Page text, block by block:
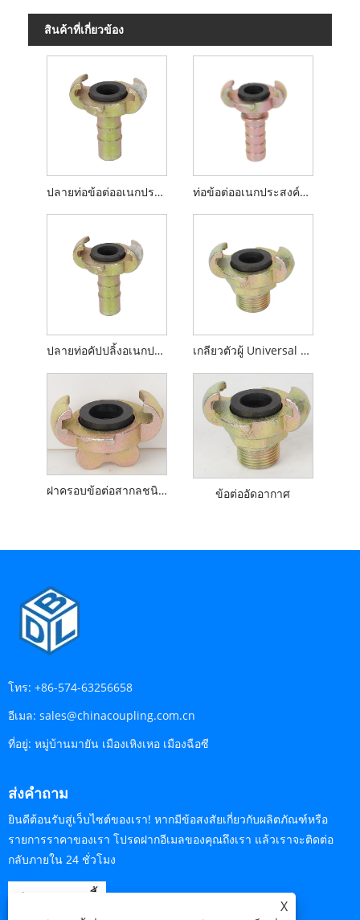
สินค้าที่เกี่ยวข้อง
ปลายท่อข้อต่ออเนกประสงค์แบบยุโรป ท่อข้อต่ออเนกประสงค์แบบยุโรปปลายมีปลอกคอ
ปลายท่อคัปปลิ้งอเนกประสงค์แบบยุโรปไม่มีปลอกคอ เกลียวตัวผู้ Universal Coupling ประเภทยุโรป
ฝาครอบข้อต่อสากลชนิดยุโรป ข้อต่ออัดอากาศ
โทร: +86-574-63256658
อีเมล: sales@chinacoupling.com.cn
ที่อยู่: หมู่บ้านมายัน เมืองเหิงเหอ เมืองฉือซี
ส่งคำถาม
ยินดีต้อนรับสู่เว็บไซต์ของเรา! หากมีข้อสงสัยเกี่ยวกับผลิตภัณฑ์หรือ
รายการราคาของเรา โปรดฝากอีเมลของคุณถึงเรา แล้วเราจะติดต่อ
กลับภายใน 24 ชั่วโมง
สอบถามตอนนี้
X